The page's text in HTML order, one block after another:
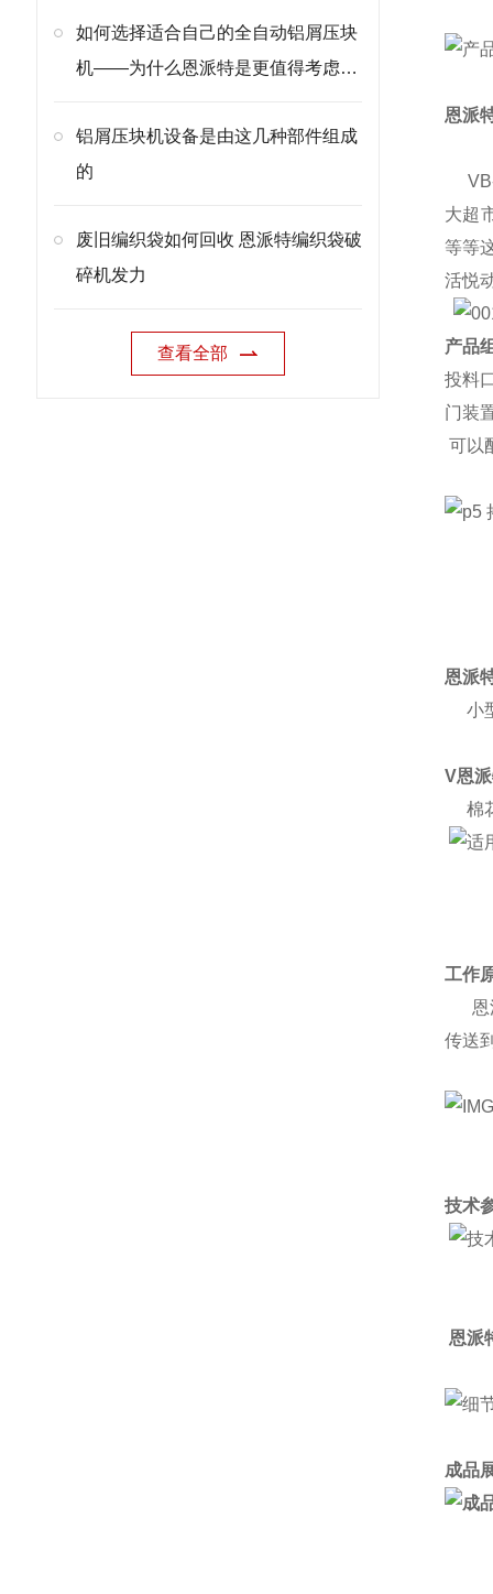
如何选择适合自己的全自动铝屑压块
机——为什么恩派特是更值得考虑的
铝屑压块机设备是由这几种部件组成
的
废旧编织袋如何回收 恩派特编织袋破
碎机发力
查看全部
恩派
VB-
大超
等等
活悦
产品
投料
门装
可以
恩派
小
V恩
棉
工作
恩
传送
技术
恩派
成品